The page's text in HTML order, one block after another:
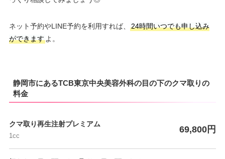
ネット予約やLINE予約を利用すれば、
24時間いつでも申し込み
ができますよ。
静岡市にあるTCB東京中央美容外科の目の下のクマ取りの
料金
クマ取り再生注射プレミアム
1cc
69,800円